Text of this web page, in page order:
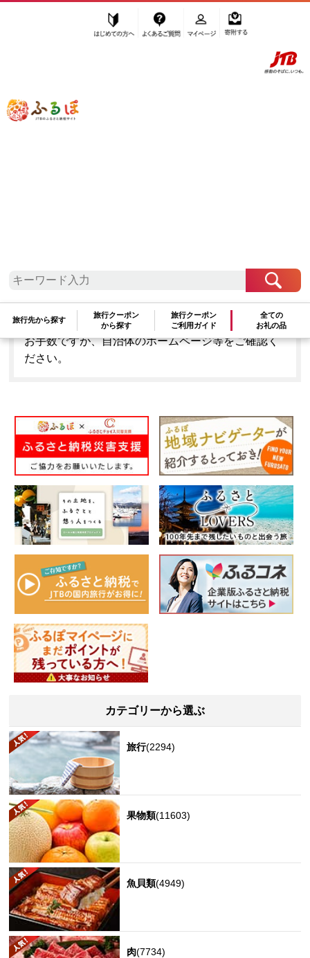
ふるぽ JTBのふるさと納税サイト
旅行先から探す
旅行クーポン
から探す
旅行クーポン
ご利用ガイド
全ての
お礼の品
「佐賀県基山町」はふるぽからお申込みをすること
はできません。
お手数ですが、自治体のホームページ等をご確認く
ださい。
カテゴリーから選ぶ
旅行(2294)
果物類(11603)
魚貝類(4949)
肉(7734)